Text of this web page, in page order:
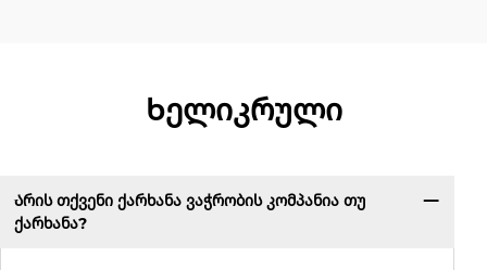
Ხელიკრული
Არის თქვენი ქარხანა ვაჭრობის კომპანია თუ
ქარხანა?